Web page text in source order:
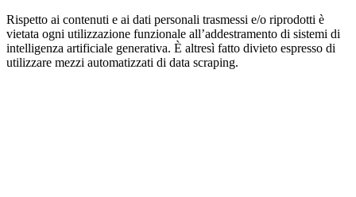
Rispetto ai contenuti e ai dati personali trasmessi e/o riprodotti è
vietata ogni utilizzazione funzionale all’addestramento di sistemi di
intelligenza artificiale generativa. È altresì fatto divieto espresso di
utilizzare mezzi automatizzati di data scraping.